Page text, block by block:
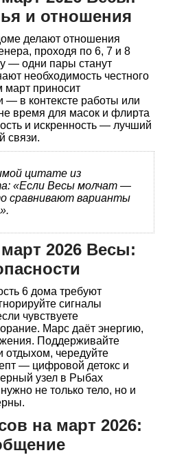
и отношения
делают отношения
проходя по 6, 7 и 8
— одни пары станут
необходимость честного
март приносит
— в контексте работы или
время для масок и флирта
и искренность — лучший
связи.
цитате из
«Если Весы молчат —
сравнивают варианты
2026 Весы:
6 дома требуют
сигналы
чувствуете
Марс даёт энергию,
Поддерживайте
отдыхом, чередуйте
— цифровой детокс и
узел в Рыбах
не только тело, но и
на март 2026: